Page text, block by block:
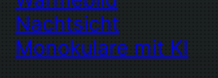
Nachtsicht
Monokulare mit KI